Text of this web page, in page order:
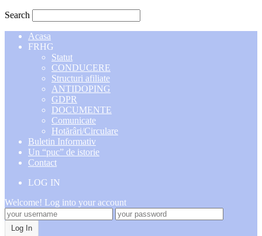
Search
Acasa
FRHG
Statut
CONDUCERE
Structuri afiliate
ANTIDOPING
GDPR
DOCUMENTE
Comunicate
Hotărâri/Circulare
Buletin Informativ
Un “puc” de istorie
Contact
LOG IN
Welcome! Log into your account